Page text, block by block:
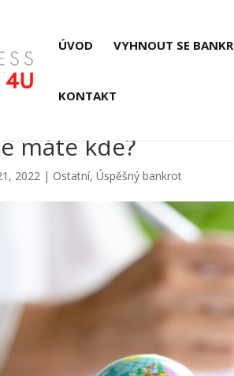
ÚVOD VYHNOUT SE
KONTAKT
máte kde?
2022 | Ostatní,Úspěšný bankrot